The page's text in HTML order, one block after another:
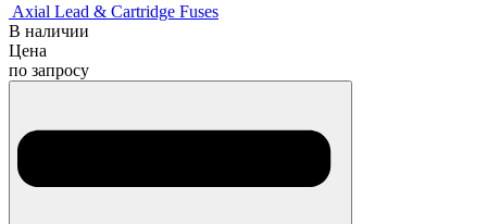
Axial Lead & Cartridge Fuses
В наличии
Цена
по запросу